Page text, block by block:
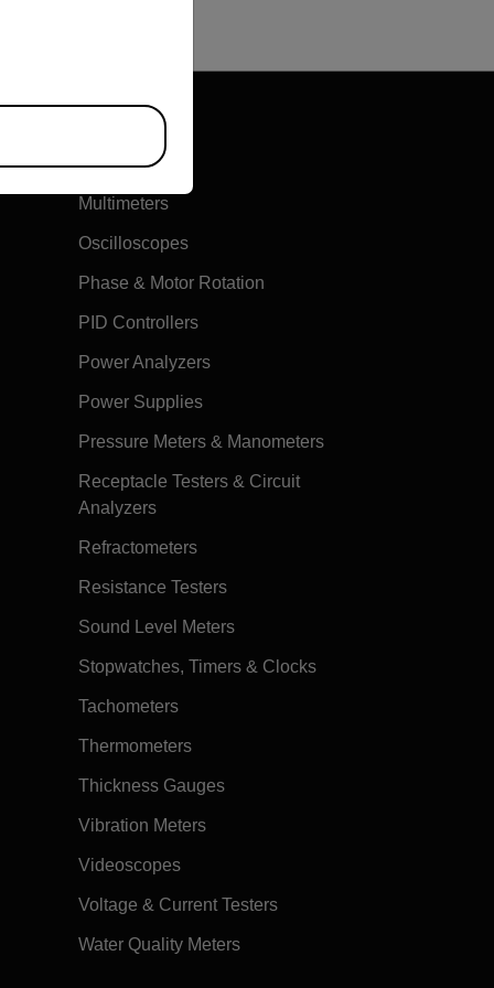
Multimeters
Oscilloscopes
Phase & Motor Rotation
PID Controllers
Power Analyzers
Power Supplies
Pressure Meters & Manometers
Receptacle Testers & Circuit
Analyzers
Refractometers
Resistance Testers
Sound Level Meters
Stopwatches, Timers & Clocks
Tachometers
Thermometers
Thickness Gauges
Vibration Meters
Videoscopes
Voltage & Current Testers
Water Quality Meters
version of our website.